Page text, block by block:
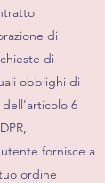
di
di
obblighi di
dell'articolo 6
fornisce a
ordine